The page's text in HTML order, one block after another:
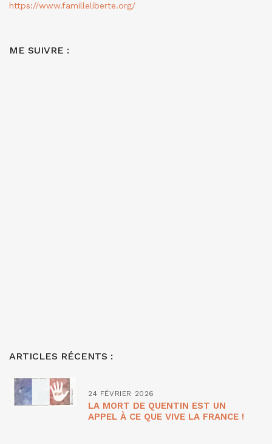
https://www.familleliberte.org/
ME SUIVRE :
ARTICLES RÉCENTS :
24 FÉVRIER 2026
LA MORT DE QUENTIN EST UN
APPEL À CE QUE VIVE LA FRANCE !